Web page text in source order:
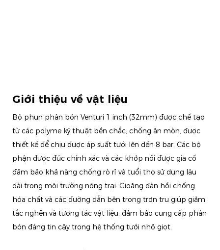
Giới thiệu về vật liệu
Bộ phun phân bón Venturi 1 inch (32mm) được chế tạo
từ các polyme kỹ thuật bền chắc, chống ăn mòn, được
thiết kế để chịu được áp suất tưới lên đến 8 bar. Các bộ
phận được đúc chính xác và các khớp nối được gia cố
đảm bảo khả năng chống rò rỉ và tuổi thọ sử dụng lâu
dài trong môi trường nông trại. Gioăng đàn hồi chống
hóa chất và các đường dẫn bên trong trơn tru giúp giảm
tắc nghẽn và tương tác vật liệu, đảm bảo cung cấp phân
bón đáng tin cậy trong hệ thống tưới nhỏ giọt.